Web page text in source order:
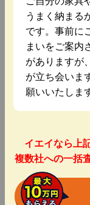
うまく納まる
です。事前に
まいをご案内
がありますが
が立ち会いま
願いいたしま
イエイなら上
複数社への一括